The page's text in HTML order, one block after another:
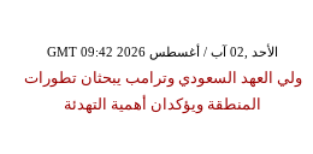
GMT 09:42 2026 الأحد ,02 آب / أغسطس
ولي العهد السعودي وترامب يبحثان تطورات
المنطقة ويؤكدان أهمية التهدئة